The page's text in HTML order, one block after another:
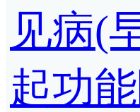
见病(
起功